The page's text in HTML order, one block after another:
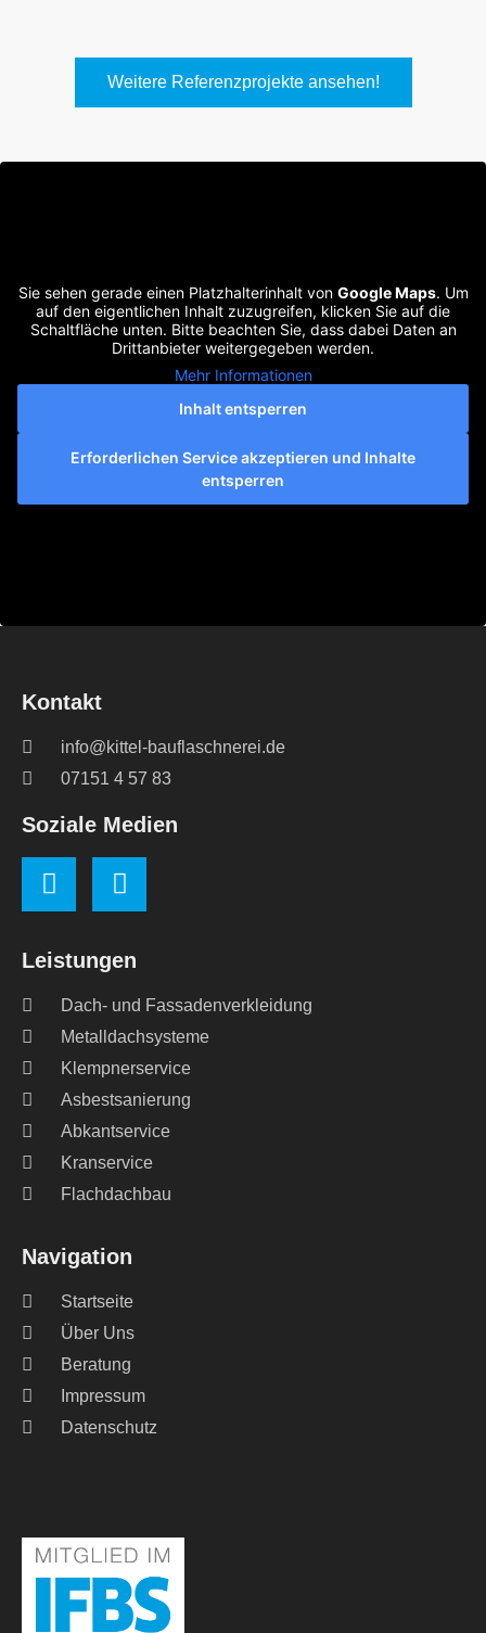
Weitere Referenzprojekte ansehen!
Sie sehen gerade einen Platzhalterinhalt von Google Maps. Um
auf den eigentlichen Inhalt zuzugreifen, klicken Sie auf die
Schaltfläche unten. Bitte beachten Sie, dass dabei Daten an
Drittanbieter weitergegeben werden.
Mehr Informationen
Inhalt entsperren
Erforderlichen Service akzeptieren und Inhalte
entsperren
Navigation
Startseite
Über Uns
Beratung
Impressum
Datenschutz
Leistungen
Dach- und Fassadenverkleidung
Metalldachsysteme
Klempnerservice
Asbestsanierung
Abkantservice
Kranservice
Flachdachbau
Kontakt
info@kittel-bauflaschnerei.de
07151 4 57 83
Soziale Medien